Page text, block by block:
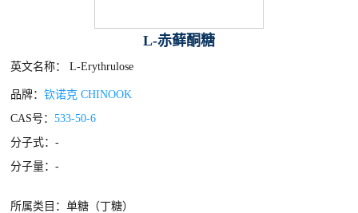
L-赤藓酮糖
英文名称： L-Erythrulose
品牌：钦诺克 CHINOOK
CAS号：533-50-6
分子式：-
分子量：-
所属类目：单糖（丁糖）